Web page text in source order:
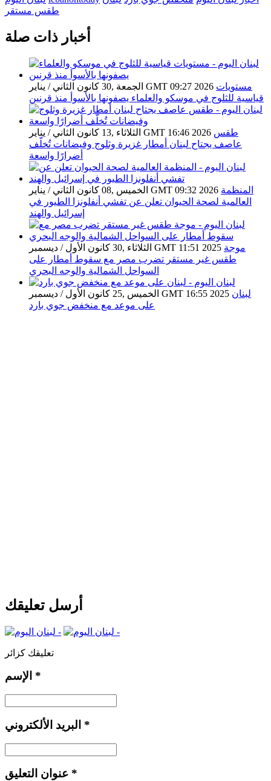
طقس مستقر
أخبار ذات صلة
الجمعة ,30 كانون الثاني / يناير GMT 09:27 2026 مستويات
قياسية للثلوج في موسكو والعلماء يصفونها بالأسوأ منذ قرنين
الثلاثاء ,13 كانون الثاني / يناير GMT 16:46 2026 طقس
عاصف يجتاح لبنان أمطار غزيرة وثلوج وفيضانات تُخلّف
أضرارًا واسعة
الخميس ,08 كانون الثاني / يناير GMT 09:32 2026 المنظمة
العالمية لصحة الحيوان تعلن عن تفشي أنفلونزا الطيور في
إسرائيل والهند
الثلاثاء ,30 كانون الأول / ديسمبر GMT 11:51 2025 موجة
طقس غير مستقر تضرب مصر مع سقوط أمطار على
السواحل الشمالية والوجه البحري
الخميس ,25 كانون الأول / ديسمبر GMT 16:55 2025 لبنان
على موعد مع منخفض جوي بارد
أرسل تعليقك
تعليقك كزائر
*
*
*